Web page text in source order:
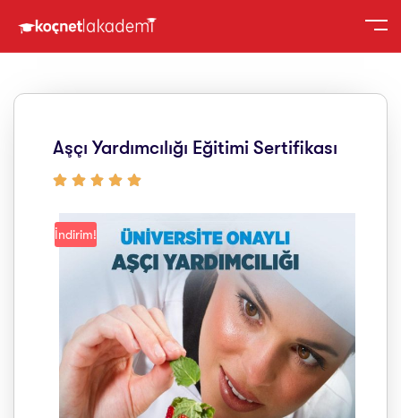
Aşçı Yardımcılığı Eğitimi Sertifikası
İndirim!